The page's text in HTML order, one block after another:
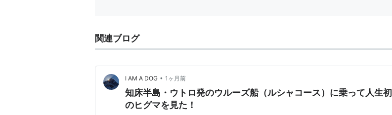
関連ブログ
I AM A DOG • 1ヶ月前
知床半島・ウトロ発のウルーズ船（ルシャコース）に乗って人生初
のヒグマを見た！